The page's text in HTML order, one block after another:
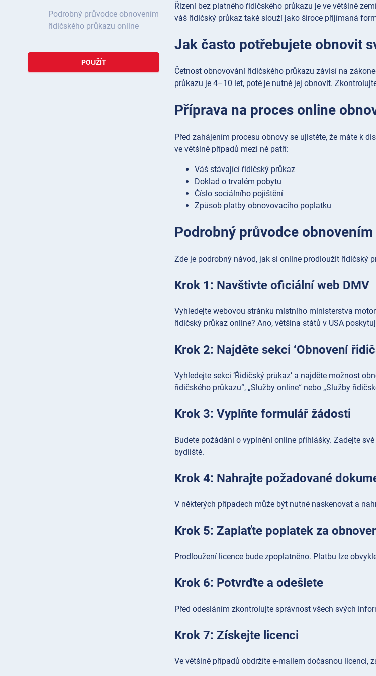
Podrobný průvodce obnovením
řidičského průkazu online
POUŽÍT
Řízení bez platného řidičského průkazu je ve většině
váš řidičský průkaz také slouží jako široce přijímaná
Jak často potřebujete obnovit
Četnost obnovování řidičského průkazu závisí na
průkazu je 4–10 let, poté je nutné jej obnovit.
Příprava na proces online
Před zahájením procesu obnovy se ujistěte, že máte k
ve většině případů mezi ně patří:
Váš stávající řidičský průkaz
Doklad o trvalém pobytu
Číslo sociálního pojištění
Způsob platby obnovovacího poplatku
Podrobný průvodce
Zde je podrobný návod, jak si online prodloužit řidičský
Krok 1: Navštivte oficiální web DMV
Vyhledejte webovou stránku místního ministerstva
řidičský průkaz online? Ano, většina států v USA
Krok 2: Najděte sekci ‘Obnovení
Vyhledejte sekci ‘Řidičský průkaz’ a najděte možnost
řidičského průkazu“, „Služby online“ nebo „Služby
Krok 3: Vyplňte formulář žádosti
Budete požádáni o vyplnění online přihlášky. Zadejte
bydliště.
Krok 4: Nahrajte požadované
V některých případech může být nutné naskenovat a
Krok 5: Zaplaťte poplatek za
Prodloužení licence bude zpoplatněno. Platbu lze
Krok 6: Potvrďte a odešlete
Před odesláním zkontrolujte správnost všech svých
Krok 7: Získejte licenci
Ve většině případů obdržíte e-mailem dočasnou